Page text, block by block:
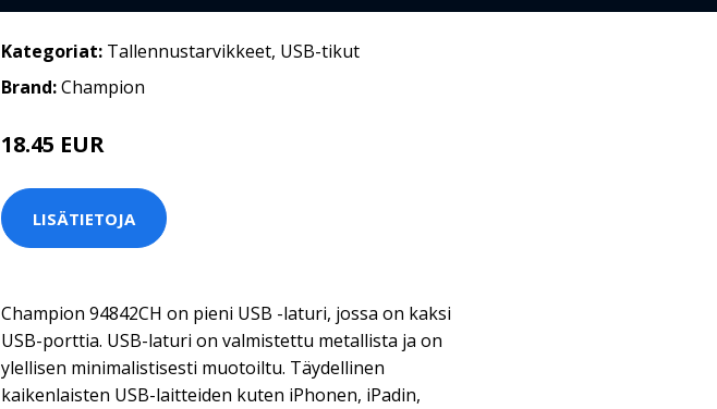
Kategoriat: Tallennustarvikkeet, USB-tikut
Brand:Champion
18.45 EUR
LISÄTIETOJA
Champion 94842CH on pieni USB -laturi, jossa on kaksi
USB-porttia. USB-laturi on valmistettu metallista ja on
ylellisen minimalistisesti muotoiltu. Täydellinen
kaikenlaisten USB-laitteiden kuten iPhonen, iPadin,